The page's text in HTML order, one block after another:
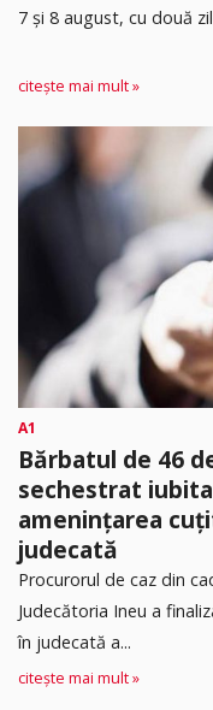
7 și 8 august, cu două
citește mai mult »
A1
Bărbatul de 46
sechestrat
amenințarea
judecată
Procurorul de caz din
Judecătoria Ineu a
în judecată a...
citește mai mult »